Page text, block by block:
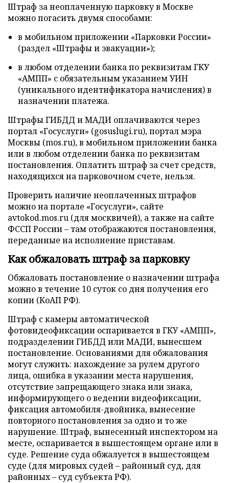
Штраф за неоплаченную парковку в Москве
можно погасить двумя способами:
в мобильном приложении «Парковки России»
(раздел «Штрафы и эвакуации»);
в любом отделении банка по реквизитам ГКУ
«АМПП» с обязательным указанием УИН
(уникального идентификатора начисления) в
назначении платежа.
Штрафы ГИБДД и МАДИ оплачиваются через
портал «Госуслуги» (gosuslugi.ru), портал мэра
Москвы (mos.ru), в мобильном приложении банка
или в любом отделении банка по реквизитам
постановления. Оплатить штраф за счет средств,
находящихся на парковочном счете, нельзя.
Проверить наличие неоплаченных штрафов
можно на портале «Госуслуги», сайте
avtokod.mos.ru (для москвичей), а также на сайте
ФССП России – там отображаются постановления,
переданные на исполнение приставам.
Как обжаловать штраф за парковку
Обжаловать постановление о назначении штрафа
можно в течение 10 суток со дня получения его
копии (КоАП РФ).
Штраф с камеры автоматической
фотовидеофиксации оспаривается в ГКУ «АМПП»,
подразделении ГИБДД или МАДИ, вынесшем
постановление. Основаниями для обжалования
могут служить: нахождение за рулем другого
лица, ошибка в указании места нарушения,
отсутствие запрещающего знака или знака,
информирующего о ведении видеофиксации,
фиксация автомобиля-двойника, вынесение
повторного постановления за одно и то же
нарушение. Штраф, вынесенный инспектором на
месте, оспаривается в вышестоящем органе или в
суде. Решение суда обжалуется в вышестоящем
суде (для мировых судей – районный суд, для
районных – суд субъекта РФ).